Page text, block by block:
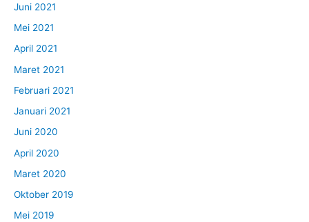
Juni 2021
Mei 2021
April 2021
Maret 2021
Februari 2021
Januari 2021
Juni 2020
April 2020
Maret 2020
Oktober 2019
Mei 2019